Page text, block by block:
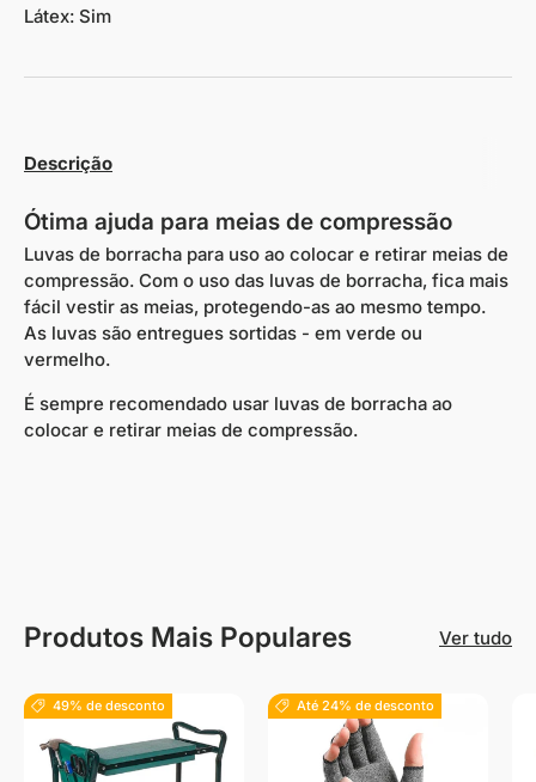
Látex: Sim
Descrição
Ótima ajuda para meias de compressão
Luvas de borracha para uso ao colocar e retirar meias de
compressão. Com o uso das luvas de borracha, fica mais
fácil vestir as meias, protegendo-as ao mesmo tempo.
As luvas são entregues sortidas - em verde ou
vermelho.
É sempre recomendado usar luvas de borracha ao
colocar e retirar meias de compressão.
Produtos Mais Populares Ver tudo
49% de desconto Até 24% de desconto